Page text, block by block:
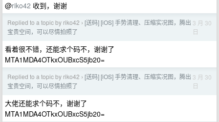
@riko42 收到，谢谢
Replied to a topic by riko42 › [送码] [iOS] 手势清理、压缩实况图，腾出
宝贵空间，可以尽情拍照了
3 月 30
日
看着很不错，还能求个码不，谢谢了
MTA1MDA4OTkxOUBxcS5jb20=
Replied to a topic by riko42 › [送码] [iOS] 手势清理、压缩实况图，腾出
宝贵空间，可以尽情拍照了
3 月 30
日
大佬还能求个码不，谢谢了
MTA1MDA4OTkxOUBxcS5jb20=